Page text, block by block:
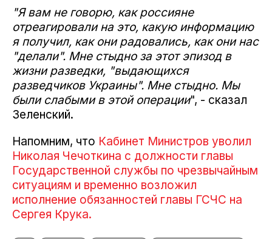
"Я вам не говорю, как россияне
отреагировали на это, какую информацию
я получил, как они радовались, как они нас
"делали". Мне стыдно за этот эпизод в
жизни разведки, "выдающихся
разведчиков Украины". Мне стыдно. Мы
были слабыми в этой операции", - сказал
Зеленский.
Напомним, что Кабинет Министров уволил
Николая Чечоткина с должности главы
Государственной службы по чрезвычайным
ситуациям и временно возложил
исполнение обязанностей главы ГСЧС на
Сергея Крука.